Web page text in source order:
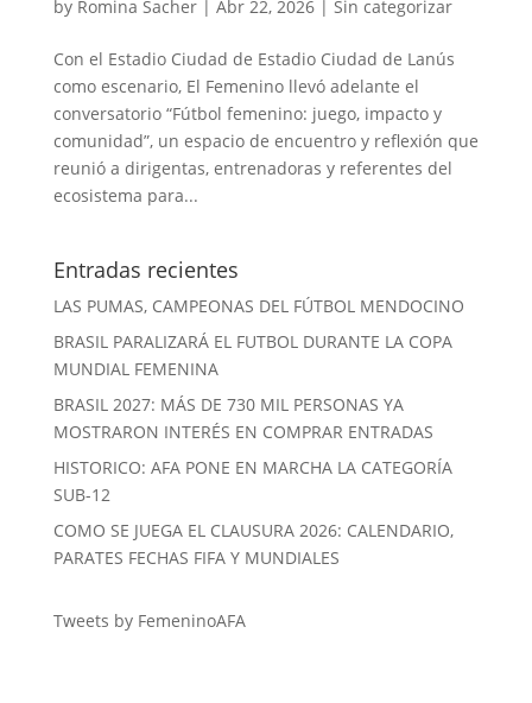
by Romina Sacher| Abr 22, 2026| Sin categorizar
Con el Estadio Ciudad de Estadio Ciudad de Lanús
como escenario, El Femenino llevó adelante el
conversatorio “Fútbol femenino: juego, impacto y
comunidad”, un espacio de encuentro y reflexión que
reunió a dirigentas, entrenadoras y referentes del
ecosistema para...
Entradas recientes
LAS PUMAS, CAMPEONAS DEL FÚTBOL MENDOCINO
BRASIL PARALIZARÁ EL FUTBOL DURANTE LA COPA
MUNDIAL FEMENINA
BRASIL 2027: MÁS DE 730 MIL PERSONAS YA
MOSTRARON INTERÉS EN COMPRAR ENTRADAS
HISTORICO: AFA PONE EN MARCHA LA CATEGORÍA
SUB-12
COMO SE JUEGA EL CLAUSURA 2026: CALENDARIO,
PARATES FECHAS FIFA Y MUNDIALES
Tweets by FemeninoAFA